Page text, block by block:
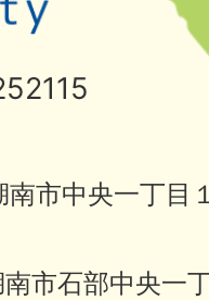
市中央一丁目
市石部中央一